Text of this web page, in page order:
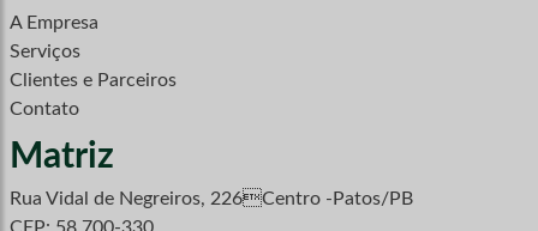
A Empresa
Serviços
Clientes e Parceiros
Contato
Matriz
Rua Vidal de Negreiros, 226Centro -Patos/PB